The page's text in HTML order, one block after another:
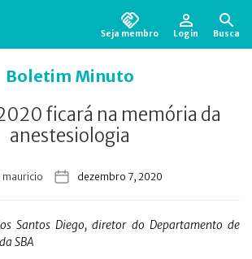
Seja membro Login Busca
Boletim Minuto
ficará na memória da
anestesiologia
mauricio dezembro 7, 2020
Santos Diego, diretor do Departamento de
SBA